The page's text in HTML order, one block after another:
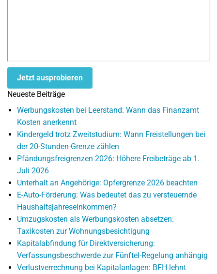
Jetzt ausprobieren
Neueste Beiträge
Werbungskosten bei Leerstand: Wann das Finanzamt
Kosten anerkennt
Kindergeld trotz Zweitstudium: Wann Freistellungen bei
der 20-Stunden-Grenze zählen
Pfändungsfreigrenzen 2026: Höhere Freibeträge ab 1.
Juli 2026
Unterhalt an Angehörige: Opfergrenze 2026 beachten
E-Auto-Förderung: Was bedeutet das zu versteuernde
Haushaltsjahreseinkommen?
Umzugskosten als Werbungskosten absetzen:
Taxikosten zur Wohnungsbesichtigung
Kapitalabfindung für Direktversicherung:
Verfassungsbeschwerde zur Fünftel-Regelung anhängig
Verlustverrechnung bei Kapitalanlagen: BFH lehnt